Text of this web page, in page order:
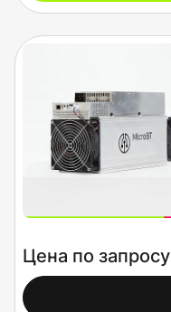
Цена по запросу